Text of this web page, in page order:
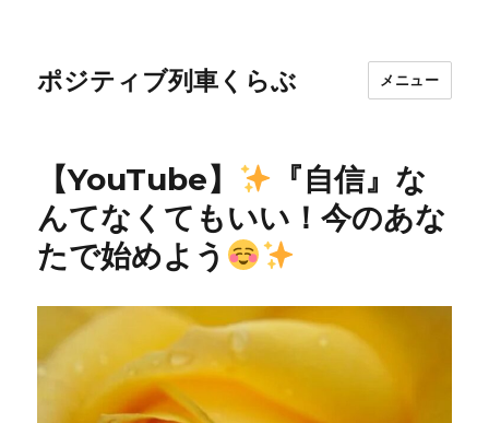
ポジティブ列車くらぶ メニュー
【YouTube】
『自信』な
んてなくてもいい！今のあな
たで始めよう